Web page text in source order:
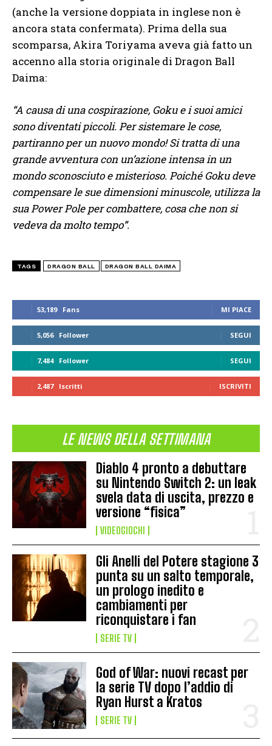
53,189 Fans MI PIACE
5,056 Follower SEGUI
7,484 Follower SEGUI
2,487 Iscritti ISCRIVITI
LE NEWS DELLA SETTIMANA
Diablo 4 pronto a debuttare
su Nintendo Switch 2: un leak
svela data di uscita, prezzo e
versione “fisica”
VIDEOGIOCHI
Gli Anelli del Potere stagione 3
punta su un salto temporale,
un prologo inedito e
cambiamenti per
riconquistare i fan
SERIE TV
God of War: nuovi recast per
la serie TV dopo l’addio di
Ryan Hurst a Kratos
SERIE TV
(anche la versione doppiata in inglese non è
ancora stata confermata). Prima della sua
scomparsa, Akira Toriyama aveva già fatto un
accenno alla storia originale di Dragon Ball
Daima:
“A causa di una cospirazione, Goku e i suoi amici
sono diventati piccoli. Per sistemare le cose,
partiranno per un nuovo mondo! Si tratta di una
grande avventura con un’azione intensa in un
mondo sconosciuto e misterioso. Poiché Goku deve
compensare le sue dimensioni minuscole, utilizza la
sua Power Pole per combattere, cosa che non si
vedeva da molto tempo”.
TAGS DRAGON BALL DRAGON BALL DAIMA